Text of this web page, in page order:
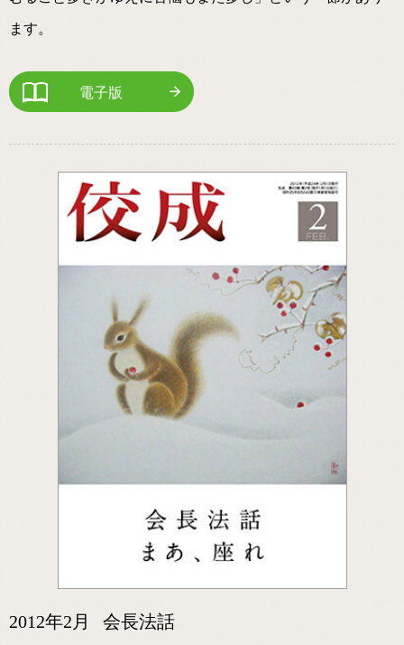
ます。
電子版
2012年2月 会長法話